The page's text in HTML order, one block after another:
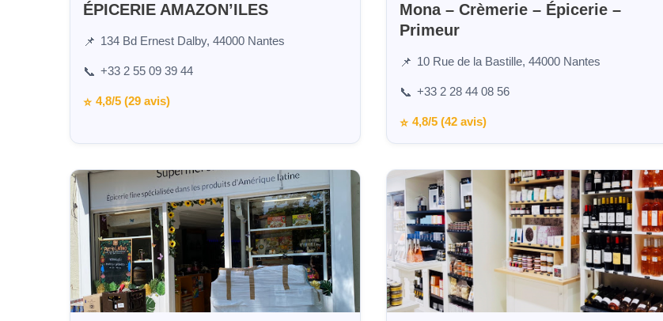
ÉPICERIE AMAZON’ILES
📌 134 Bd Ernest Dalby, 44000 Nantes
📞 +33 2 55 09 39 44
⭐ 4,8/5 (29 avis)
Mona – Crèmerie – Épicerie –
Primeur
📌 10 Rue de la Bastille, 44000 Nantes
📞 +33 2 28 44 08 56
⭐ 4,8/5 (42 avis)